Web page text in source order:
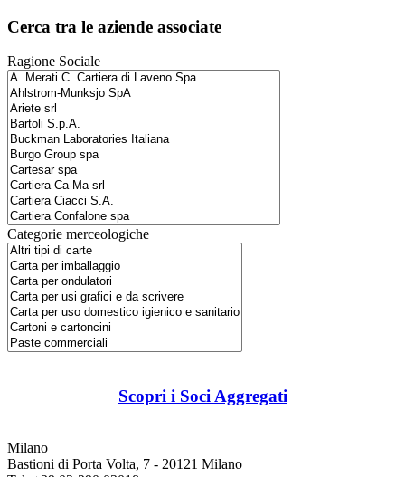
Cerca tra le aziende associate
Ragione Sociale
Categorie merceologiche
Scopri i Soci Aggregati
Milano
Bastioni di Porta Volta, 7 - 20121 Milano